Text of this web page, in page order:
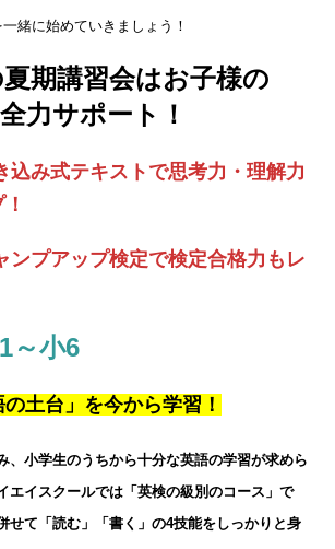
緒に始めていきましょう！
期講習会はお子様の
力サポート！
み式テキストで思考力・理解力
プアップ検定で検定合格力もレ
～小6
土台」を今から学習！
、小学生のうちから十分な英語の学習が求めら
エイスクールでは「英検の級別のコース」で
せて「読む」「書く」の4技能をしっかりと身